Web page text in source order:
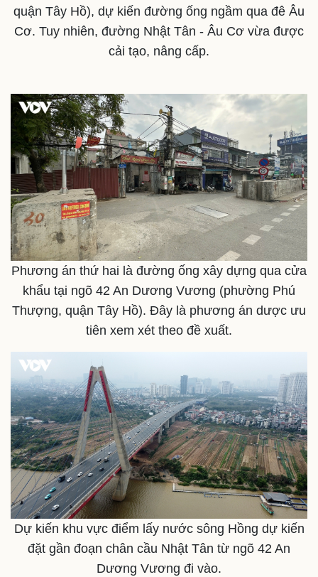
Kinh tế
Bất động sản
Thị trường
Giá vàng
Tiêu dùng
Giá cà phê
quận Tây Hồ), dự kiến đường ống ngầm qua đê Âu
Cơ. Tuy nhiên, đường Nhật Tân - Âu Cơ vừa được
cải tạo, nâng cấp.
Phương án thứ hai là đường ống xây dựng qua cửa
khẩu tại ngõ 42 An Dương Vương (phường Phú
Thượng, quận Tây Hồ). Đây là phương án dược ưu
tiên xem xét theo đề xuất.
Dự kiến khu vực điểm lấy nước sông Hồng dự kiến
đặt gần đoạn chân cầu Nhật Tân từ ngõ 42 An
Dương Vương đi vào.